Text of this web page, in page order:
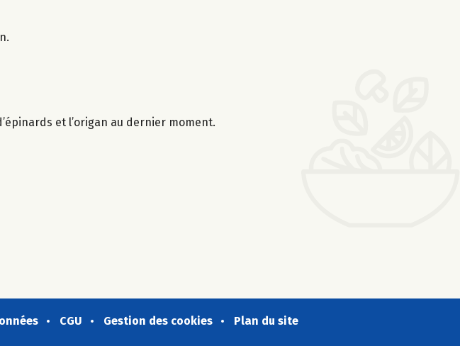
et l’origan au dernier moment.
CGU Gestion des cookies Plan du site